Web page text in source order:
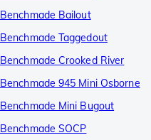
Benchmade Bailout
Benchmade Taggedout
Benchmade Crooked River
Benchmade 945 Mini Osborne
Benchmade Mini Bugout
Benchmade SOCP